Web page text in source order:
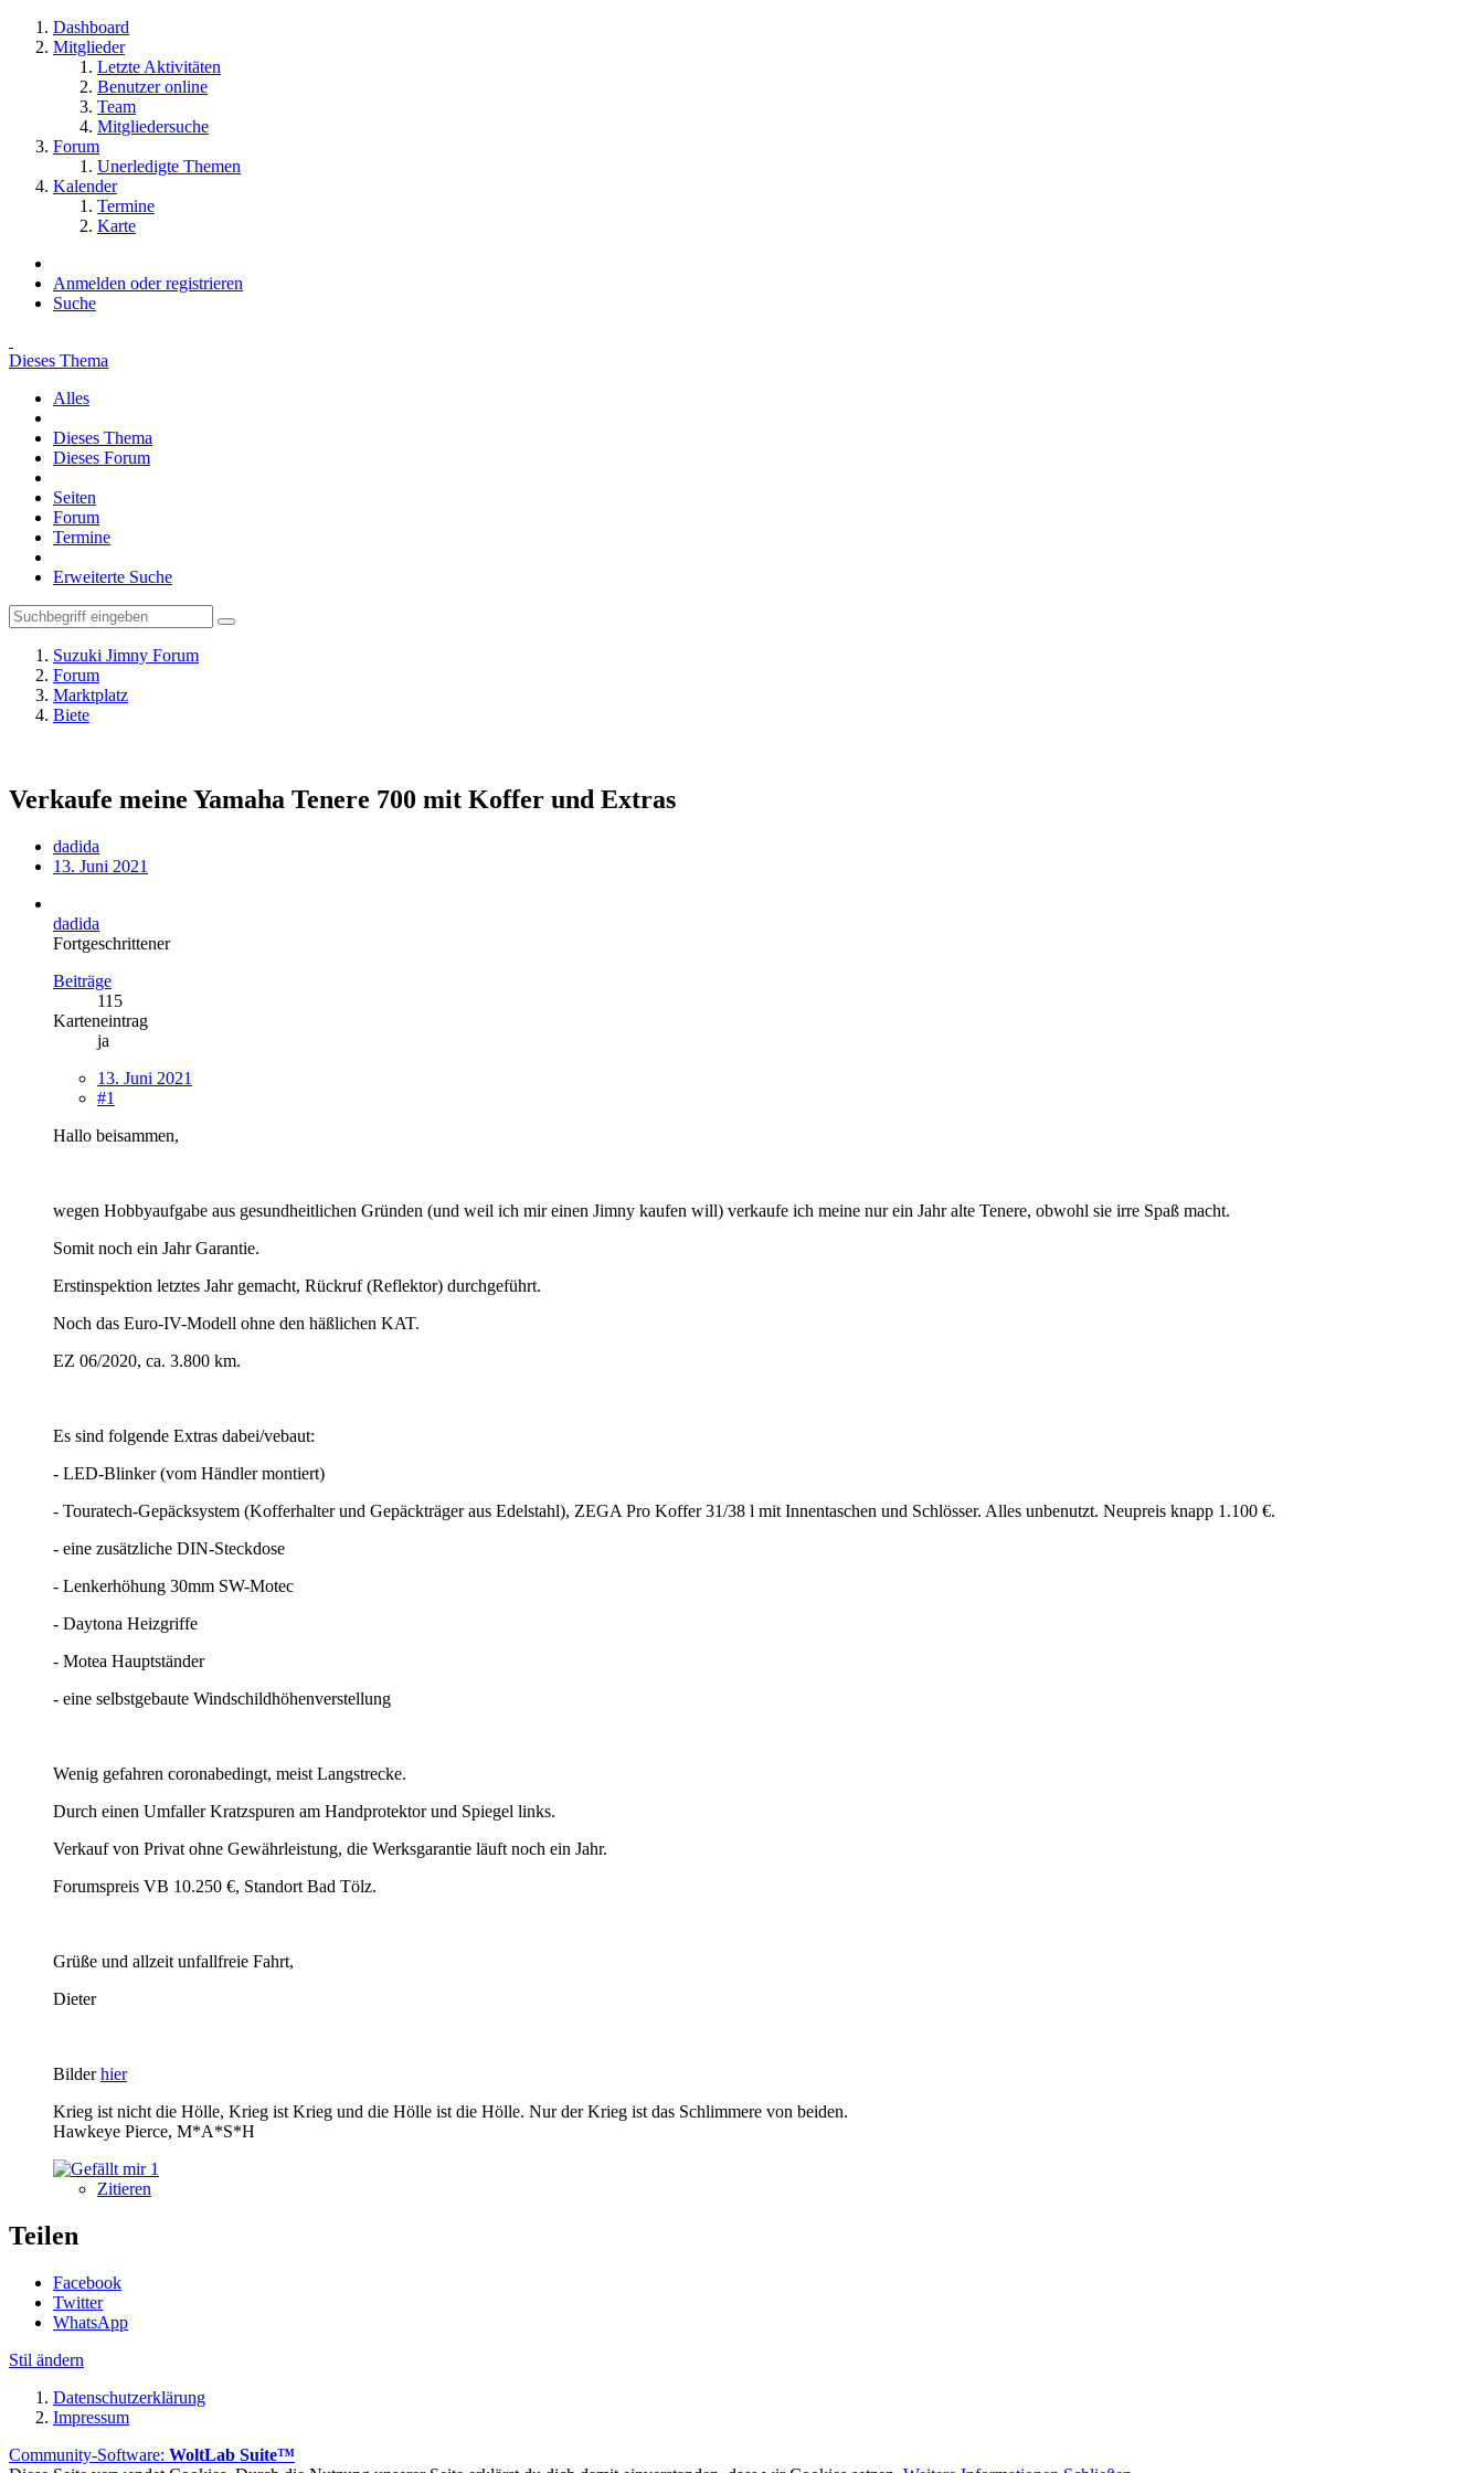
Dashboard
Mitglieder
Letzte Aktivitäten
Benutzer online
Team
Mitgliedersuche
Forum
Unerledigte Themen
Kalender
Termine
Karte
Anmelden oder registrieren
Suche
Dieses Thema
Alles
Dieses Thema
Dieses Forum
Seiten
Forum
Termine
Erweiterte Suche
Suzuki Jimny Forum
Forum
Marktplatz
Biete
Verkaufe meine Yamaha Tenere 700 mit Koffer und Extras
dadida
13. Juni 2021
dadida
Fortgeschrittener
Beiträge
115
Karteneintrag
ja
13. Juni 2021
#1
Hallo beisammen,
wegen Hobbyaufgabe aus gesundheitlichen Gründen (und weil ich mir einen Jimny kaufen will) verkaufe ich meine nur ein Jahr alte Tenere, obwohl sie irre Spaß macht.
Somit noch ein Jahr Garantie.
Erstinspektion letztes Jahr gemacht, Rückruf (Reflektor) durchgeführt.
Noch das Euro-IV-Modell ohne den häßlichen KAT.
EZ 06/2020, ca. 3.800 km.
Es sind folgende Extras dabei/vebaut:
- LED-Blinker (vom Händler montiert)
- Touratech-Gepäcksystem (Kofferhalter und Gepäckträger aus Edelstahl), ZEGA Pro Koffer 31/38 l mit Innentaschen und Schlösser. Alles unbenutzt. Neupreis knapp 1.100 €.
- eine zusätzliche DIN-Steckdose
- Lenkerhöhung 30mm SW-Motec
- Daytona Heizgriffe
- Motea Hauptständer
- eine selbstgebaute Windschildhöhenverstellung
Wenig gefahren coronabedingt, meist Langstrecke.
Durch einen Umfaller Kratzspuren am Handprotektor und Spiegel links.
Verkauf von Privat ohne Gewährleistung, die Werksgarantie läuft noch ein Jahr.
Forumspreis VB 10.250 €, Standort Bad Tölz.
Grüße und allzeit unfallfreie Fahrt,
Dieter
Bilderhier
Krieg ist nicht die Hölle, Krieg ist Krieg und die Hölle ist die Hölle. Nur der Krieg ist das Schlimmere von beiden.
Hawkeye Pierce, M*A*S*H
1
Zitieren
Teilen
Facebook
Twitter
WhatsApp
Stil ändern
Datenschutzerklärung
Impressum
Community-Software: WoltLab Suite™